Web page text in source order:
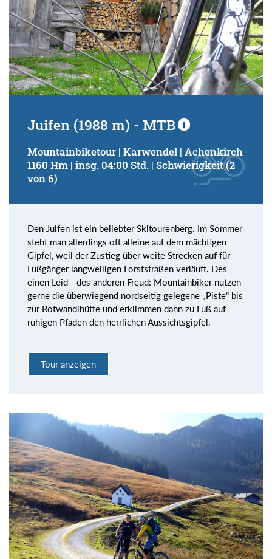
Juifen (1988 m) - MTB
Mountainbiketour | Karwendel | Achenkirch
1160 Hm | insg. 04:00 Std. | Schwierigkeit (2
von 6)
Den Juifen ist ein beliebter Skitourenberg. Im Sommer
steht man allerdings oft alleine auf dem mächtigen
Gipfel, weil der Zustieg über weite Strecken auf für
Fußgänger langweiligen Forststraßen verläuft. Des
einen Leid - des anderen Freud: Mountainbiker nutzen
gerne die überwiegend nordseitig gelegene „Piste“ bis
zur Rotwandlhütte und erklimmen dann zu Fuß auf
ruhigen Pfaden den herrlichen Aussichtsgipfel.
Tour anzeigen